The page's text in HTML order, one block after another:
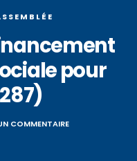
pour
COMMENTAIRE